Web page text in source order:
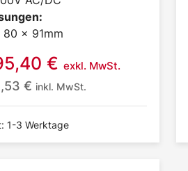
x 91mm
€ exkl. MwSt.
€ inkl. MwSt.
1-3 Werktage